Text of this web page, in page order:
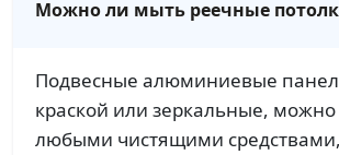
Можно ли мыть реечные
Подвесные алюминиевые
краской или зеркальные,
любыми чистящими